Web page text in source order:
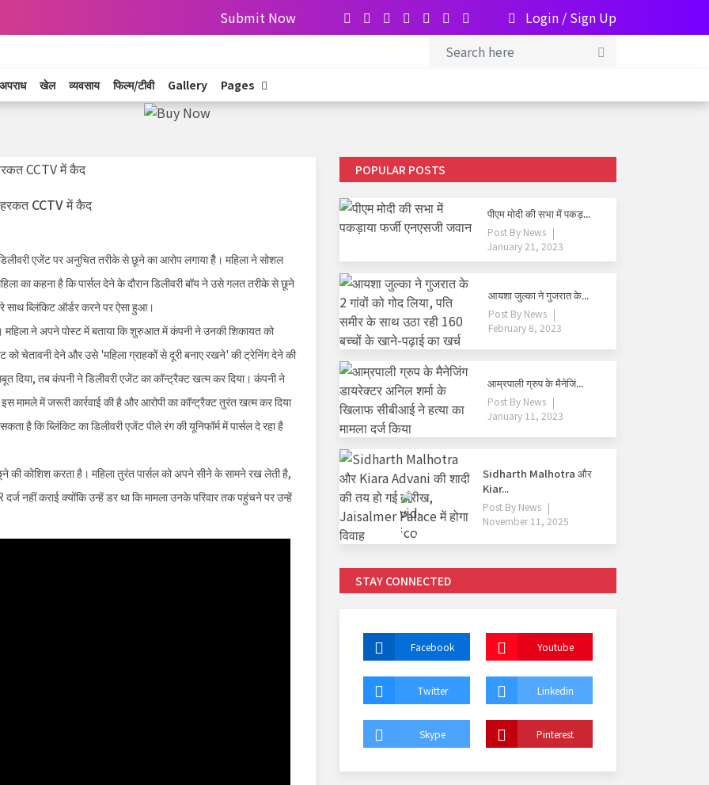
Submit Now Login / Sign Up
अपराध खेल व्यवसाय फिल्म/टीवी Gallery Pages
CCTV में कैद
एजेंट पर अनुचित तरीके से छूने का आरोप लगाया हैै। महिला ने सोशल
का कहना है कि पार्सल देने के दौरान डिलीवरी बॉय ने उसे गलत तरीके से छूने
साथ ब्लिंकिट ऑर्डर करने पर ऐसा हुआ।
महिला ने अपने पोस्ट में बताया कि शुरुआत में कंपनी ने उनकी शिकायत को
को चेतावनी देने और उसे 'महिला ग्राहकों से दूरी बनाए रखने' की ट्रेनिंग देने की
दिया, तब कंपनी ने डिलीवरी एजेंट का कॉन्ट्रैक्ट खत्म कर दिया। कंपनी ने
में जरूरी कार्रवाई की है और आरोपी का कॉन्ट्रैक्ट तुरंत खत्म कर दिया
है कि ब्लिंकिट का डिलीवरी एजेंट पीले रंग की यूनिफॉर्म में पार्सल दे रहा है
की कोशिश करता है। महिला तुरंत पार्सल को अपने सीने के सामने रख लेती है,
नहीं कराई क्योंकि उन्हें डर था कि मामला उनके परिवार तक पहुंचने पर उन्हें
POPULAR POSTS
पीएम मोदी की सभा में पकड़...
Post ByNews
January 21, 2023
आयशा जुल्का ने गुजरात के...
Post ByNews
February 8, 2023
आम्रपाली ग्रुप के मैनेजिं...
Post ByNews
January 11, 2023
Sidharth Malhotra और
Kiar...
Post By News
November 11, 2025
STAY CONNECTED
Facebook Youtube
Twitter Linkedin
Skype Pinterest